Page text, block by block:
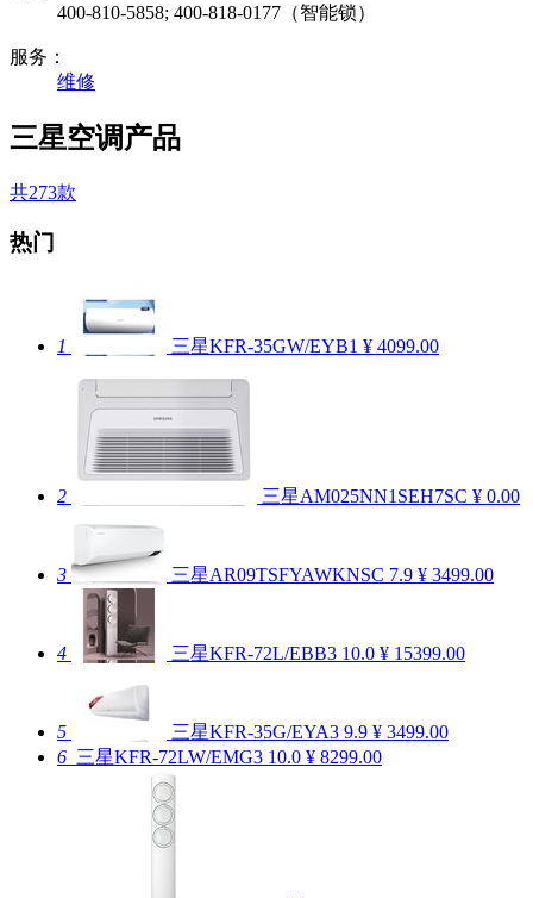
400-810-5858; 400-818-0177（智能锁）
服务：
维修
三星空调产品
共273款
热门
1 三星KFR-35GW/EYB1 ¥ 4099.00
2 三星AM025NN1SEH7SC ¥ 0.00
3 三星AR09TSFYAWKNSC 7.9 ¥ 3499.00
4 三星KFR-72L/EBB3 10.0 ¥ 15399.00
5 三星KFR-35G/EYA3 9.9 ¥ 3499.00
6 三星KFR-72LW/EMG3 10.0 ¥ 8299.00